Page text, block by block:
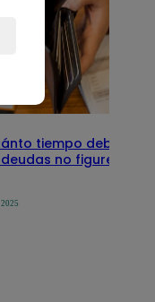
tiempo debe pasar
no figuren en su